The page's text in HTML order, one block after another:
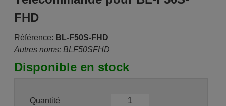
FHD
Référence: BL-F50S-FHD
Autres noms: BLF50SFHD
Disponible en stock
Quantité